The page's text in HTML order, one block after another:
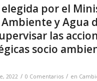
elegida por el
y Agua
las
socio
2022 / 0 Comentarios / en